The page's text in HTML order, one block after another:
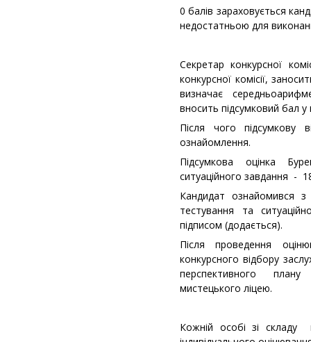
0 балів зараховується
недостатньою для
Секретар конкурсної
конкурсної комісії,
визначає
вносить підсумковий бал у
Після чого
ознайомлення.
Підсумкова оцінка
ситуаційного завдання -
Кандидат ознайомився з
тестування та
підписом (додається).
Після проведення
конкурсного відбору
перспективного
мистецького ліцею.
Кожній особі зі складу